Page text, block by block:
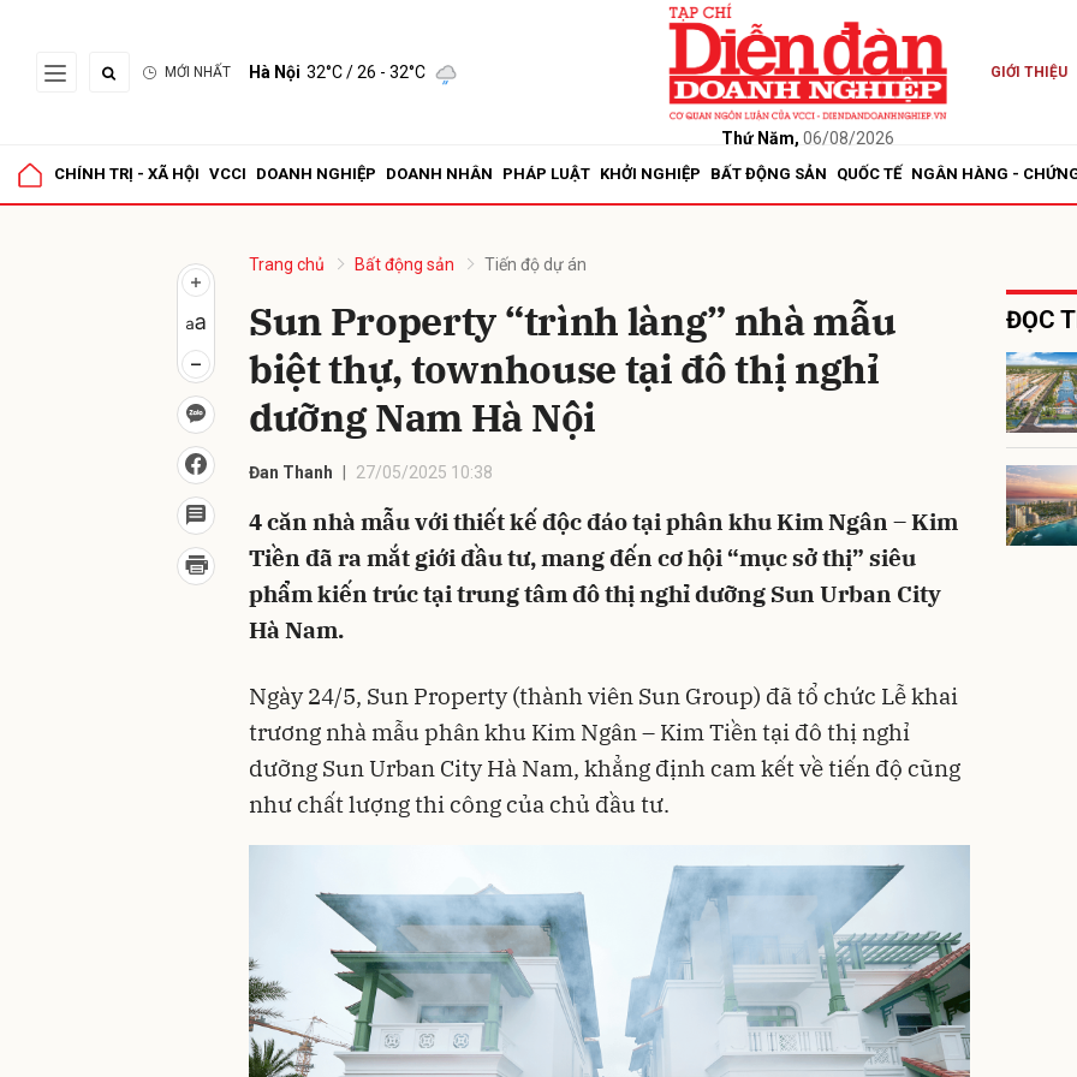
MỚI NHẤT Hà Nội 32°C/ 26 - 32°C
Thứ Năm, 06/08/2026
GIỚI THIỆU
CHÍNH TRỊ - XÃ HỘI VCCI DOANH NGHIỆP DOANH NHÂN PHÁP LUẬT KHỞI NGHIỆP BẤT ĐỘNG SẢN QUỐC TẾ NGÂN HÀNG -
Trang chủ Bất động sản Tiến độ dự án
Sun Property “trình làng” nhà mẫu
biệt thự, townhouse tại đô thị nghỉ
dưỡng Nam Hà Nội
Đan Thanh 27/05/2025 10:38
4 căn nhà mẫu với thiết kế độc đáo tại phân khu Kim Ngân – Kim
Tiền đã ra mắt giới đầu tư, mang đến cơ hội “mục sở thị” siêu
phẩm kiến trúc tại trung tâm đô thị nghỉ dưỡng Sun Urban City
Hà Nam.
Ngày 24/5, Sun Property (thành viên Sun Group) đã tổ chức Lễ khai
trương nhà mẫu phân khu Kim Ngân – Kim Tiền tại đô thị nghỉ
dưỡng Sun Urban City Hà Nam, khẳng định cam kết về tiến độ cũng
như chất lượng thi công của chủ đầu tư.
ĐỌC